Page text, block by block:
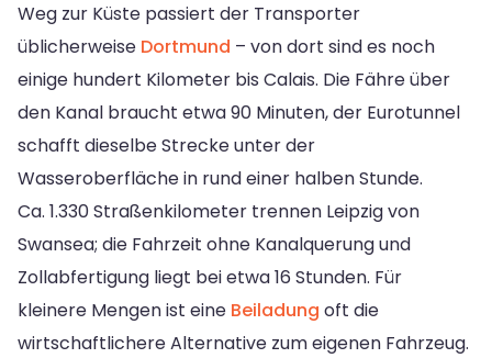
Weg zur Küste passiert der Transporter
üblicherweise Dortmund – von dort sind es noch
einige hundert Kilometer bis Calais. Die Fähre über
den Kanal braucht etwa 90 Minuten, der Eurotunnel
schafft dieselbe Strecke unter der
Wasseroberfläche in rund einer halben Stunde.
Ca. 1.330 Straßenkilometer trennen Leipzig von
Swansea; die Fahrzeit ohne Kanalquerung und
Zollabfertigung liegt bei etwa 16 Stunden. Für
kleinere Mengen ist eine Beiladung oft die
wirtschaftlichere Alternative zum eigenen Fahrzeug.